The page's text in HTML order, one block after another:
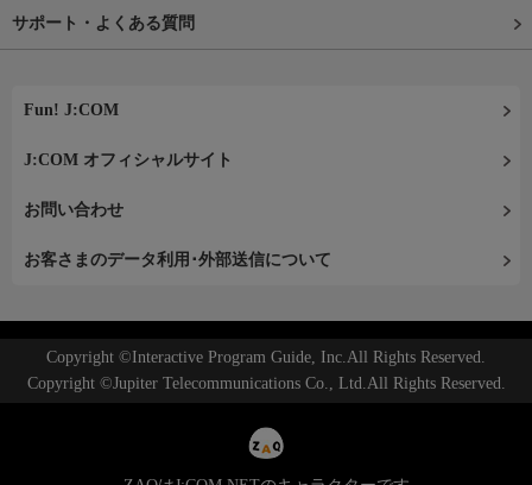
サポート・よくある質問
Fun! J:COM
J:COM オフィシャルサイト
お問い合わせ
お客さまのデータ利用･外部送信について
Copyright ©Interactive Program Guide, Inc.All Rights Reserved.
Copyright ©Jupiter Telecommunications Co., Ltd.All Rights Reserved.